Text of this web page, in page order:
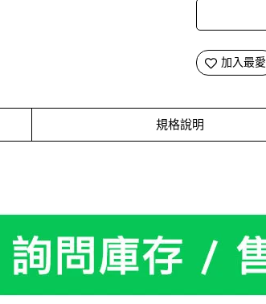
加入最愛
規格說明